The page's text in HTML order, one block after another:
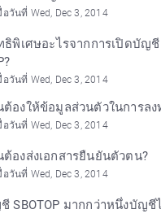
วันที่ Wed, Dec 3, 2014
พิเศษอะไรจากการเปิดบัญชี
วันที่ Wed, Dec 3, 2014
องให้ข้อมูลส่วนตัวในการลง
วันที่ Wed, Dec 3, 2014
องส่งเอกสารยืนยันตัวตน?
วันที่ Wed, Dec 3, 2014
SBOTOP มากกว่าหนึ่งบัญชี